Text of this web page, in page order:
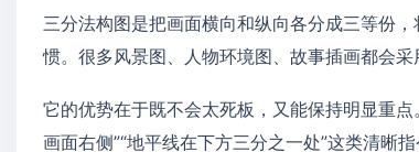
三分法构图是把画面横向和纵向各分成三等份
惯。很多风景图、人物环境图、故事插画都会采
它的优势在于既不会太死板，又能保持明显重
画面右侧”“地平线在下方三分之一处”这类清晰指